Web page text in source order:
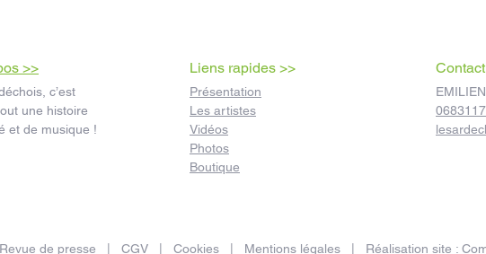
>>
c’est
une histoire
et de musique !
Liens rapides >>
Présentation
Les artistes
Vidéos
Photos
Boutique
Revue de presse CGV| Cookies| Mentions légales| Réalisation site :